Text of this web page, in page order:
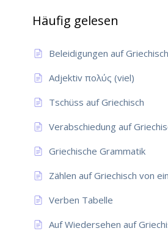
Häufig gelesen
Beleidigungen auf Griechisch
Adjektiv πολύς (viel)
Tschüss auf Griechisch
Verabschiedung auf
Griechische Grammatik
Zählen auf Griechisch von
Verben Tabelle
Auf Wiedersehen auf